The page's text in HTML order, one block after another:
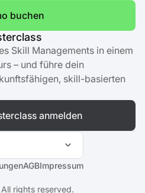
buchen
Skill Managements in einem
– und führe dein
skill-basierten
anmelden
AGBImpressum
rights reserved.